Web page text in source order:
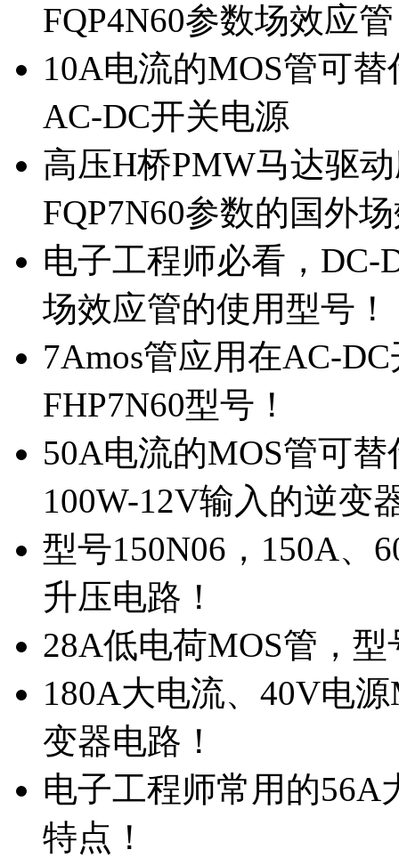
FQP4N60参数场效应
10A电流的MOS管可
AC-DC开关电源
高压H桥PMW马达驱
FQP7N60参数的国外
电子工程师必看，DC-
场效应管的使用型号！
7Amos管应用在AC-
FHP7N60型号！
50A电流的MOS管可
100W-12V输入的逆变
型号150N06，150A、
升压电路！
28A低电荷MOS管，
180A大电流、40V电
变器电路！
电子工程师常用的56A
特点！